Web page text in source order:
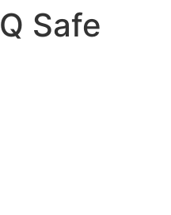
Q Safe